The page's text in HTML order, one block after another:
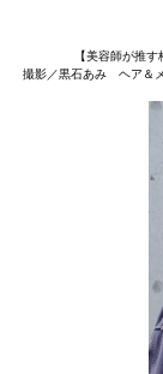
【美容師が推
撮影／黒石あみ ヘア＆